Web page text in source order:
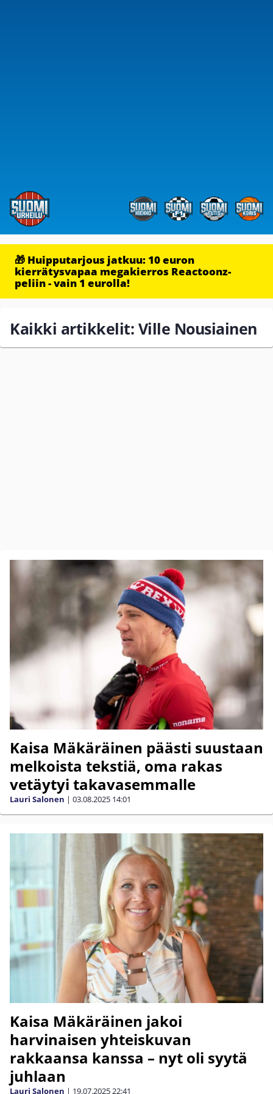
🎁 Huipputarjous jatkuu: 10 euron
kierrätysvapaa megakierros Reactoonz-
peliin - vain 1 eurolla!
Kaikki artikkelit: Ville Nousiainen
Kaisa Mäkäräinen päästi suustaan
melkoista tekstiä, oma rakas
vetäytyi takavasemmalle
Lauri Salonen | 03.08.2025 14:01
Kaisa Mäkäräinen jakoi
harvinaisen yhteiskuvan
rakkaansa kanssa – nyt oli syytä
juhlaan
Lauri Salonen | 19.07.2025 22:41